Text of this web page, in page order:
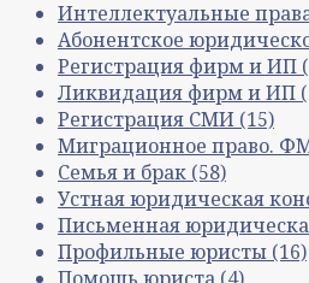
Интеллектуальные
Абонентское
Регистрация фирм и ИП
Ликвидация фирм и ИП
Регистрация СМИ (15)
Миграционное право.
Семья и брак (58)
Устная юридическая
Письменная
Профильные юристы (16)